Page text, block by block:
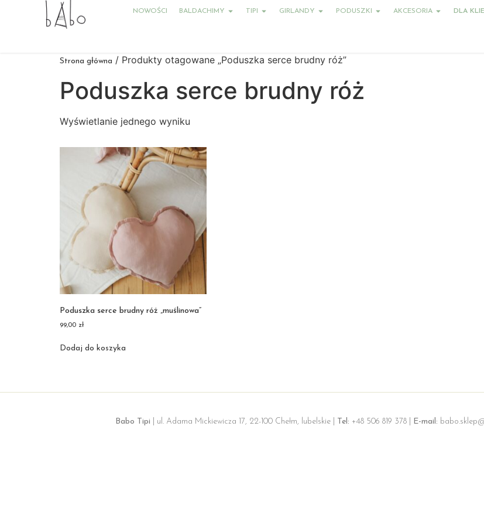
NOWOŚCI BALDACHIMY TIPI GIRLANDY PODUSZKI AKCESORIA DLA
Strona główna / Produkty otagowane „Poduszka serce brudny róż”
Poduszka serce brudny róż
Wyświetlanie jednego wyniku
Poduszka serce brudny róż „muślinowa”
99,00 zł
Dodaj do koszyka
Babo Tipi | ul. Adama Mickiewicza 17, 22-100 Chełm, lubelskie | Tel: +48 506 819 378 | E-mail: